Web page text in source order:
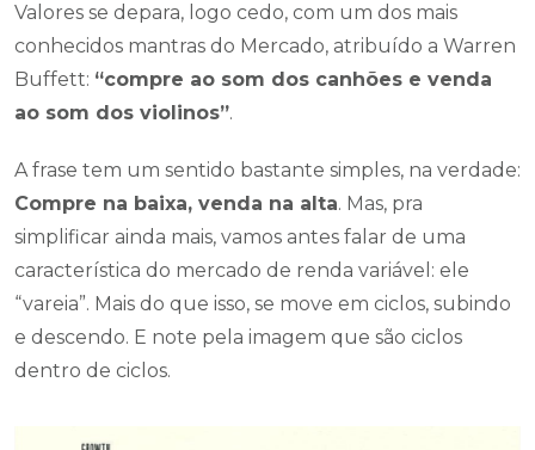
Valores se depara, logo cedo, com um dos mais
conhecidos mantras do Mercado, atribuído a Warren
Buffett: “compre ao som dos canhões e venda
ao som dos violinos”.
A frase tem um sentido bastante simples, na verdade:
Compre na baixa, venda na alta. Mas, pra
simplificar ainda mais, vamos antes falar de uma
característica do mercado de renda variável: ele
“vareia”. Mais do que isso, se move em ciclos, subindo
e descendo. E note pela imagem que são ciclos
dentro de ciclos.